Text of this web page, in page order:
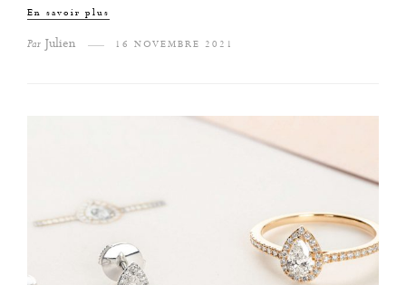
En savoir plus
Par Julien 16 NOVEMBRE 2021